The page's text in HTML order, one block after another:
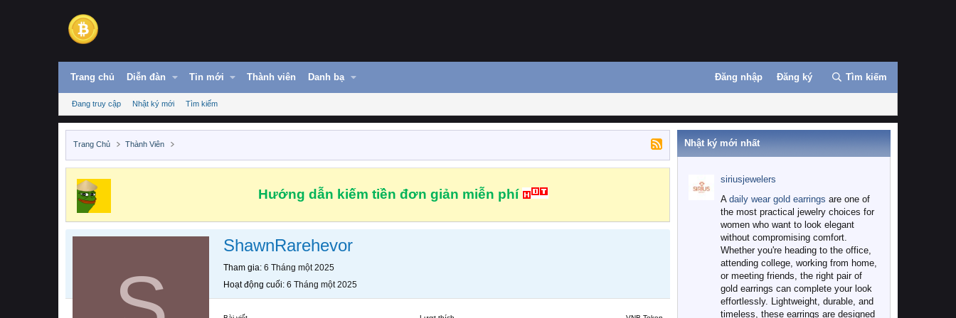
Trang chủ Diễn đàn Tin mới Thành viên Danh bạ Đăng nhập Đăng ký Tìm kiếm
Đang truy cập Nhật ký mới Tìm kiếm
Trang Chủ Thành Viên
Hướng dẫn kiếm tiền đơn giản miễn phí
ShawnRarehevor
Tham gia 6 Tháng một 2025
Hoạt động cuối 6 Tháng một 2025
Nhật ký mới nhất
siriusjewelers
A daily wear gold earrings are one of
the most practical jewelry choices for
women who want to look elegant
without compromising comfort.
Whether you're heading to the office,
attending college, working from home,
or meeting friends, the right pair of
gold earrings can complete your look
effortlessly. Lightweight, durable, and
timeless, these earrings are designed